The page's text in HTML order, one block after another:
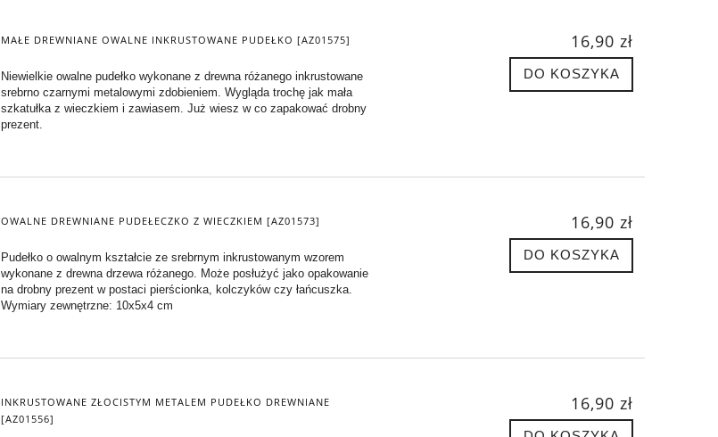
MAŁE DREWNIANE OWALNE INKRUSTOWANE PUDEŁKO [AZ01575]
Niewielkie owalne pudełko wykonane z drewna różanego inkrustowane
srebrno czarnymi metalowymi zdobieniem. Wygląda trochę jak mała
szkatułka z wieczkiem i zawiasem. Już wiesz w co zapakować drobny
prezent.
16,90 zł
DO KOSZYKA
OWALNE DREWNIANE PUDEŁECZKO Z WIECZKIEM [AZ01573]
Pudełko o owalnym kształcie ze srebrnym inkrustowanym wzorem
wykonane z drewna drzewa różanego. Może posłużyć jako opakowanie
na drobny prezent w postaci pierścionka, kolczyków czy łańcuszka.
Wymiary zewnętrzne: 10x5x4 cm
16,90 zł
DO KOSZYKA
INKRUSTOWANE ZŁOCISTYM METALEM PUDEŁKO DREWNIANE
[AZ01556]
16,90 zł